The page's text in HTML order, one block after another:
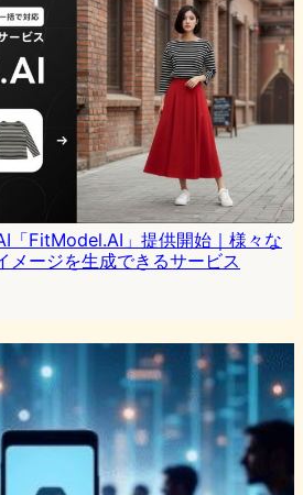
「FitModel.AI」提供開始｜様々な
メージを生成できるサービス